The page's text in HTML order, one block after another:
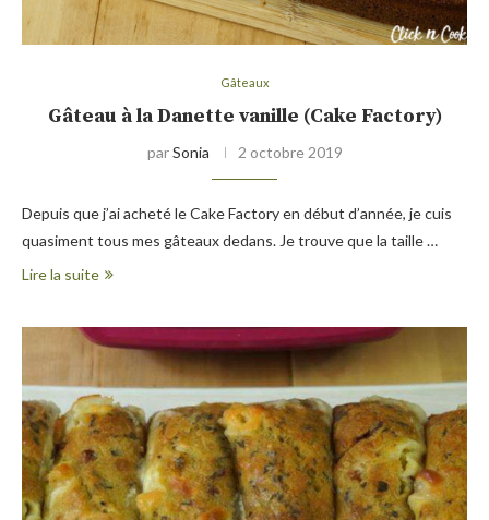
Gâteaux
Gâteau à la Danette vanille (Cake Factory)
parSonia 2 octobre 2019
Depuis que j’ai acheté le Cake Factory en début d’année, je cuis
quasiment tous mes gâteaux dedans. Je trouve que la taille …
Lire la suite